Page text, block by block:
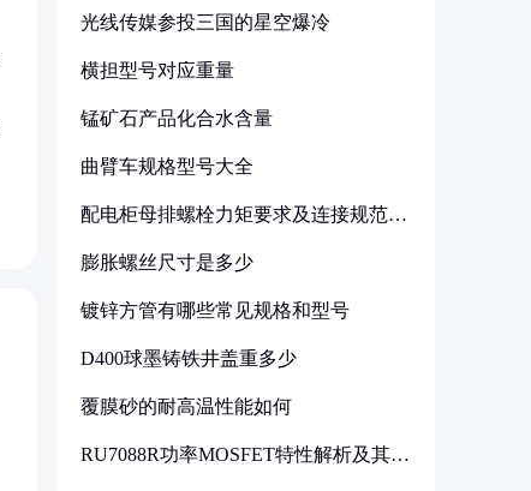
光线传媒参投三国的星空爆冷
横担型号对应重量
锰矿石产品化合水含量
曲臂车规格型号大全
配电柜母排螺栓力矩要求及连接规范详
膨胀螺丝尺寸是多少
镀锌方管有哪些常见规格和型号
D400球墨铸铁井盖重多少
覆膜砂的耐高温性能如何
RU7088R功率MOSFET特性解析及其在